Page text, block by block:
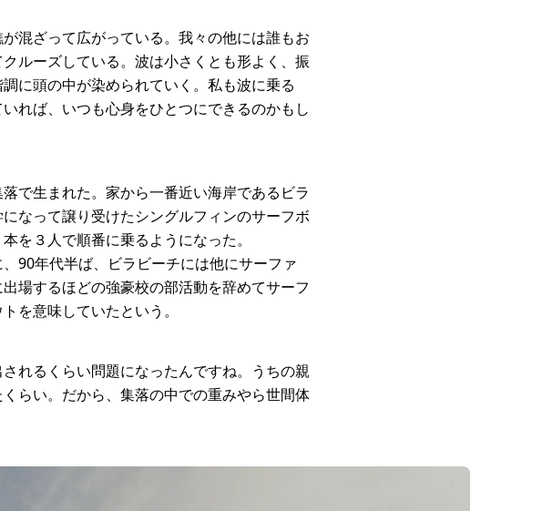
混ざって広がっている。我々の他には誰もお
ルーズしている。波は小さくとも形よく、振
に頭の中が染められていく。私も波に乗る
れば、いつも心身をひとつにできるのかもし
で生まれた。家から一番近い海岸であるビラ
なって譲り受けたシングルフィンのサーフボ
を３人で順番に乗るようになった。
90年代半ば、ビラビーチには他にサーファ
場するほどの強豪校の部活動を辞めてサーフ
を意味していたという。
れるくらい問題になったんですね。うちの親
らい。だから、集落の中での重みやら世間体